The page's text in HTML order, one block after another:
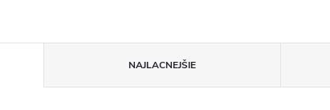
NAJLACNEJŠIE